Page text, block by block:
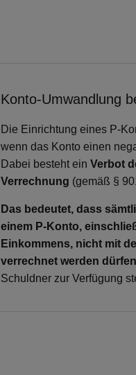
Konto-Umwandlung
Die Einrichtung eines P-
wenn das Konto einen
Dabei besteht ein Verbot
Verrechnung (gemäß §
Das bedeutet, dass
einem P-Konto,
Einkommens, nicht mit
verrechnet werden dürfen
Schuldner zur Verfügung